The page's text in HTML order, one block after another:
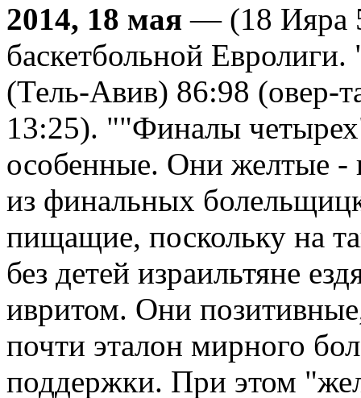
2014, 18 мая — (18 Ияра
баскетбольной
(Тель-Авив) 86:98 (овер-
13:25). ""Финалы
особенные. Они желтые -
из финальных
пищащие, поскольку на
без детей израильтяне
ивритом. Они
почти эталон мирного
поддержки. При этом